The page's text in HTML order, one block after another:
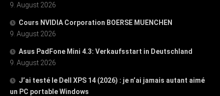
9. August 2026
Cours NVIDIA Corporation BOERSE MUENCHEN
9. August 2026
Asus PadFone Mini 4.3: Verkaufsstart in Deutschland
9. August 2026
J’ai testé le Dell XPS 14 (2026) : je n’ai jamais autant aimé
un PC portable Windows